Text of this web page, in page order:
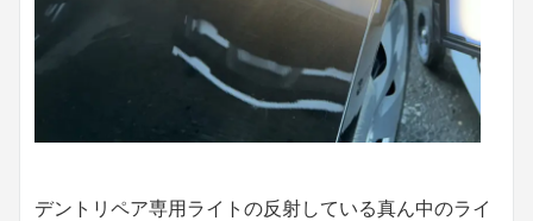
デントリペア専用ライトの反射している真ん中のライ